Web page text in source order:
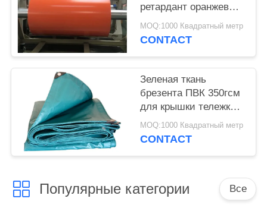
ретардант оранжевый
для крышки, тени,
шатра
MOQ:1000 Квадратный метр
CONTACT
Зеленая ткань
брезента ПВК 350гсм
для крышки тележки/
груза, анти-
оксидации
MOQ:1000 Квадратный метр
CONTACT
Популярные категории Все